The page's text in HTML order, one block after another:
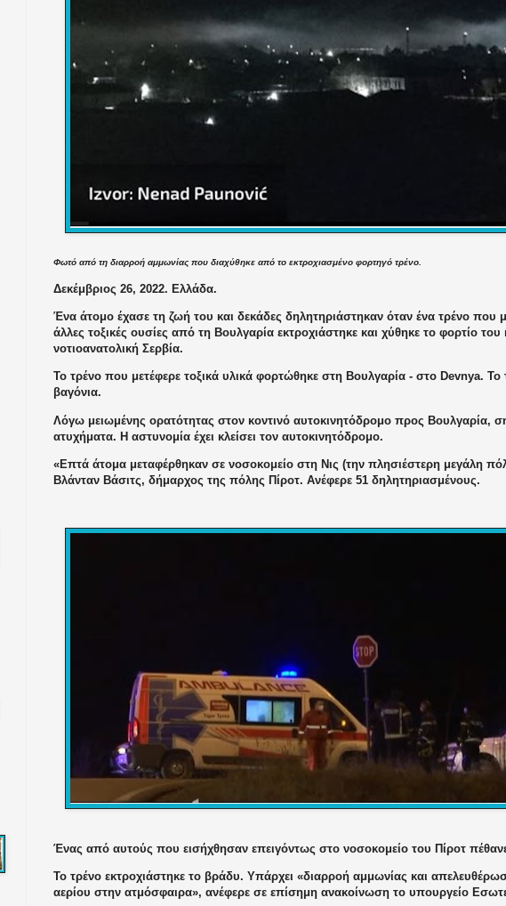
Φωτό από τη διαρροή αμμωνίας που διαχύθηκε από το εκτροχιασμένο φορτηγό τρένο.
Δεκέμβριος 26, 2022. Ελλάδα.
Ένα άτομο έχασε τη ζωή του και δεκάδες δηλητηριάστηκαν όταν ένα τρένο που
άλλες τοξικές ουσίες από τη Βουλγαρία εκτροχιάστηκε και χύθηκε το φορτίο
νοτιοανατολική Σερβία.
Το τρένο που μετέφερε τοξικά υλικά φορτώθηκε στη Βουλγαρία - στο Devnya. Το
βαγόνια.
Λόγω μειωμένης ορατότητας στον κοντινό αυτοκινητόδρομο προς Βουλγαρία,
ατυχήματα. Η αστυνομία έχει κλείσει τον αυτοκινητόδρομο.
«Επτά άτομα μεταφέρθηκαν σε νοσοκομείο στη Νις (την πλησιέστερη μεγάλη
Βλάνταν Βάσιτς, δήμαρχος της πόλης Πίροτ. Ανέφερε 51 δηλητηριασμένους.
Ένας από αυτούς που εισήχθησαν επειγόντως στο νοσοκομείο του Πίροτ
Το τρένο εκτροχιάστηκε το βράδυ. Υπάρχει «διαρροή αμμωνίας και
αερίου στην ατμόσφαιρα», ανέφερε σε επίσημη ανακοίνωση το υπουργείο